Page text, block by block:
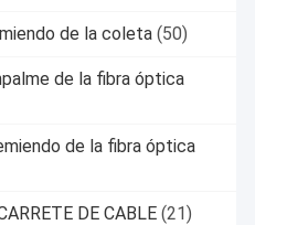
de la coleta (50)
de la fibra óptica
de la fibra óptica
DE CABLE (21)